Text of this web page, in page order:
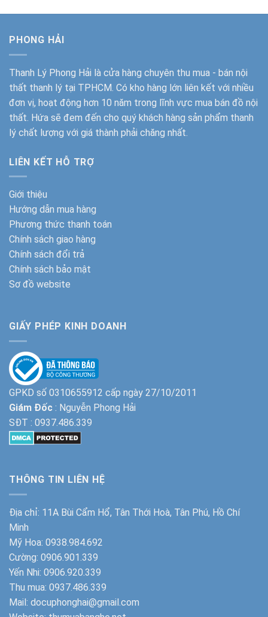
PHONG HẢI
Thanh Lý Phong Hải là cửa hàng chuyên thu mua - bán nội
thất thanh lý tại TPHCM. Có kho hàng lớn liên kết với nhiều
đơn vị, hoạt động hơn 10 năm trong lĩnh vực mua bán đồ nội
thất. Hứa sẽ đem đến cho quý khách hàng sản phẩm thanh
lý chất lượng với giá thành phải chăng nhất.
LIÊN KẾT HỖ TRỢ
Giới thiệu
Hướng dẫn mua hàng
Phương thức thanh toán
Chính sách giao hàng
Chính sách đổi trả
Chính sách bảo mật
Sơ đồ website
GIẤY PHÉP KINH DOANH
GPKD số 0310655912 cấp ngày 27/10/2011
Giám Đốc : Nguyễn Phong Hải
SĐT : 0937.486.339
THÔNG TIN LIÊN HỆ
Địa chỉ: 11A Bùi Cẩm Hổ, Tân Thới Hoà, Tân Phú, Hồ Chí
Minh
Mỹ Hoa: 0938.984.692
Cường: 0906.901.339
Yến Nhi: 0906.920.339
Thu mua: 0937.486.339
Mail: docuphonghai@gmail.com